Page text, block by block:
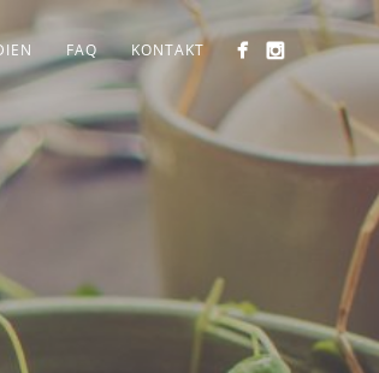
FAQ KONTAKT